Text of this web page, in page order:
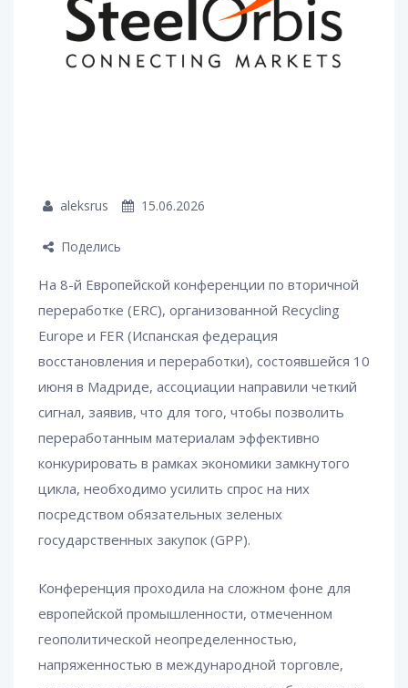
aleksrus 15.06.2026
Поделись
На 8-й Европейской конференции по вторичной
переработке (ERC), организованной Recycling
Europe и FER (Испанская федерация
восстановления и переработки), состоявшейся 10
июня в Мадриде, ассоциации направили четкий
сигнал, заявив, что для того, чтобы позволить
переработанным материалам эффективно
конкурировать в рамках экономики замкнутого
цикла, необходимо усилить спрос на них
посредством обязательных зеленых
государственных закупок (GPP).
Конференция проходила на сложном фоне для
европейской промышленности, отмеченном
геополитической неопределенностью,
напряженностью в международной торговле,